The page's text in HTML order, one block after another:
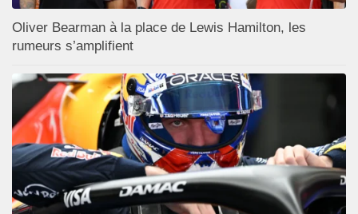
Oliver Bearman à la place de Lewis Hamilton, les
rumeurs s’amplifient